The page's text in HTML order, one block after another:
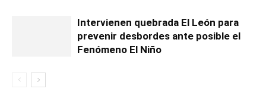
Intervienen quebrada El León para
prevenir desbordes ante posible el
Fenómeno El Niño